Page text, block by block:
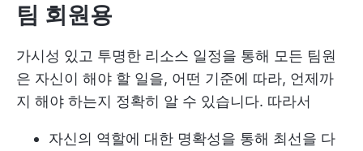
팀 회원용
가시성 있고 투명한 리소스 일정을 통해 모든 팀원
은 자신이 해야 할 일을, 어떤 기준에 따라, 언제까
지 해야 하는지 정확히 알 수 있습니다. 따라서
자신의 역할에 대한 명확성을 통해 최선을 다